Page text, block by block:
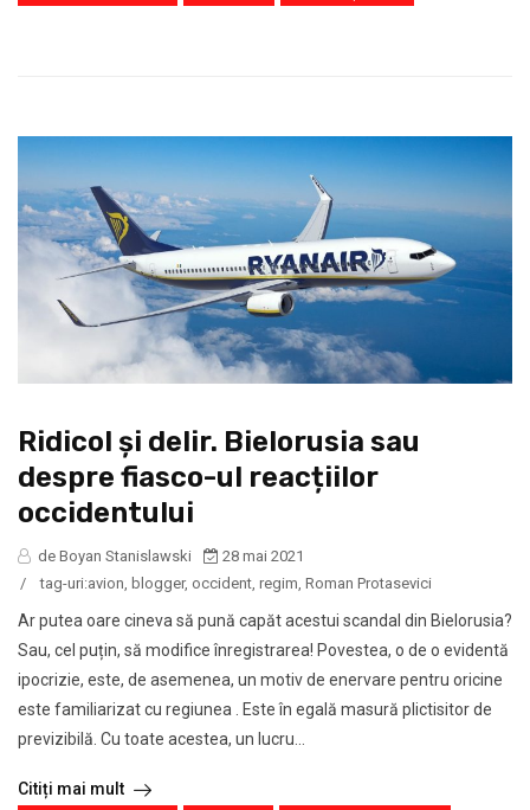
Ridicol și delir. Bielorusia sau
despre fiasco-ul reacțiilor
occidentului
de Boyan Stanislawski
28 mai 2021
/
tag-uri:avion, blogger, occident, regim, Roman Protasevici
Ar putea oare cineva să pună capăt acestui scandal din Bielorusia?
Sau, cel puțin, să modifice înregistrarea! Povestea, o de o evidentă
ipocrizie, este, de asemenea, un motiv de enervare pentru oricine
este familiarizat cu regiunea . Este în egală masură plictisitor de
previzibilă. Cu toate acestea, un lucru...
Citiți mai mult